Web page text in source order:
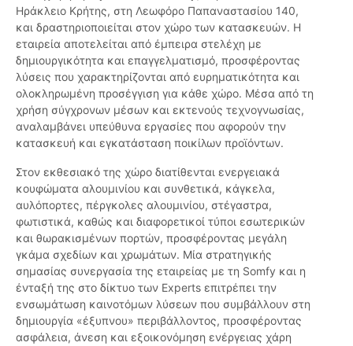
Ηράκλειο Κρήτης, στη Λεωφόρο Παπαναστασίου 140,
και δραστηριοποιείται στον χώρο των κατασκευών. Η
εταιρεία αποτελείται από έμπειρα στελέχη με
δημιουργικότητα και επαγγελματισμό, προσφέροντας
λύσεις που χαρακτηρίζονται από ευρηματικότητα και
ολοκληρωμένη προσέγγιση για κάθε χώρο. Μέσα από τη
χρήση σύγχρονων μέσων και εκτενούς τεχνογνωσίας,
αναλαμβάνει υπεύθυνα εργασίες που αφορούν την
κατασκευή και εγκατάσταση ποικίλων προϊόντων.
Στον εκθεσιακό της χώρο διατίθενται ενεργειακά
κουφώματα αλουμινίου και συνθετικά, κάγκελα,
αυλόπορτες, πέργκολες αλουμινίου, στέγαστρα,
φωτιστικά, καθώς και διαφορετικοί τύποι εσωτερικών
και θωρακισμένων πορτών, προσφέροντας μεγάλη
γκάμα σχεδίων και χρωμάτων. Μία στρατηγικής
σημασίας συνεργασία της εταιρείας με τη Somfy και η
ένταξή της στο δίκτυο των Experts επιτρέπει την
ενσωμάτωση καινοτόμων λύσεων που συμβάλλουν στη
δημιουργία «έξυπνου» περιβάλλοντος, προσφέροντας
ασφάλεια, άνεση και εξοικονόμηση ενέργειας χάρη